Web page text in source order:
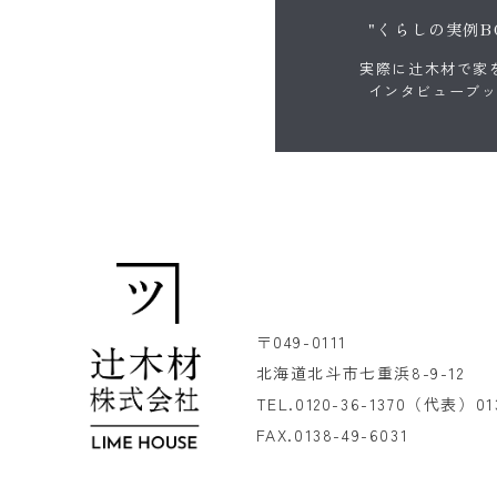
"くらしの実例
実際に辻木材で家
インタビューブ
〒049-0111
北海道北斗市七重浜8-9-12
TEL. 0120-36-1370 （代表）
FAX.0138-49-6031